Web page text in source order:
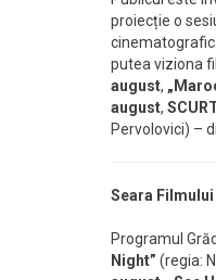
proiecție o
putea viziona
august,
august,
Pervolovici) –
Seara
Programul
Night” (regia: